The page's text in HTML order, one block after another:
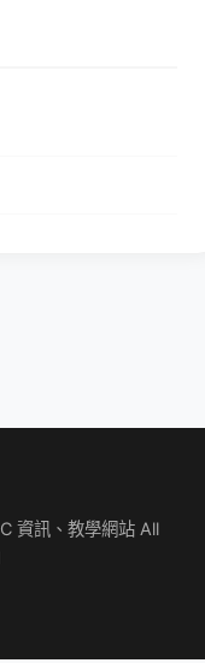
資訊、教學網站 All